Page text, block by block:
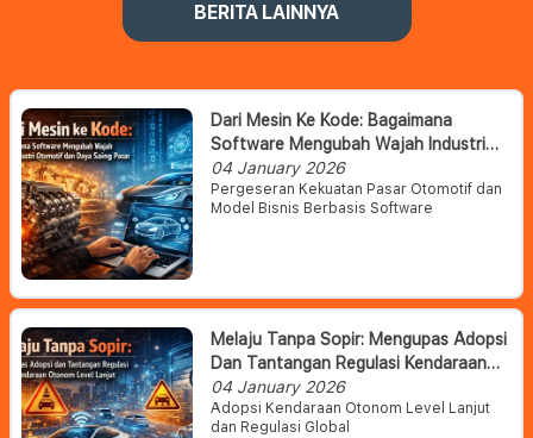
BERITA LAINNYA
Dari Mesin Ke Kode: Bagaimana
Software Mengubah Wajah Industri
Otomotif Dan Daya Saing Pasar
04 January 2026
Pergeseran Kekuatan Pasar Otomotif dan
Model Bisnis Berbasis Software
Melaju Tanpa Sopir: Mengupas Adopsi
Dan Tantangan Regulasi Kendaraan
Otonom Level Lanjut
04 January 2026
Adopsi Kendaraan Otonom Level Lanjut
dan Regulasi Global